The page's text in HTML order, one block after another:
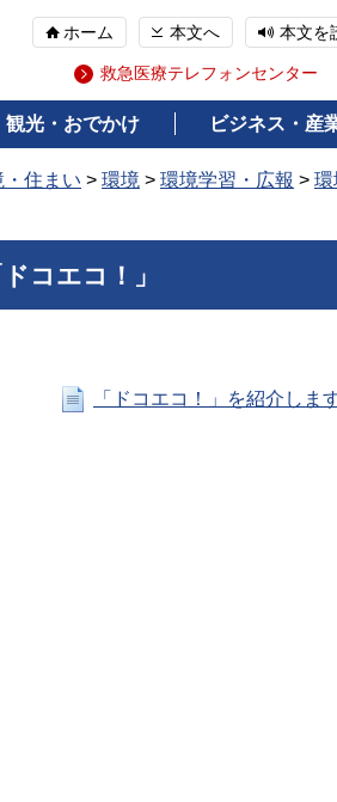
ホーム 本文へ 本文を
救急医療テレフォンセンター
観光・おでかけ ビジネス・産
・住まい > 環境 > 環境学習・広報 > 環
コエコ！」
「ドコエコ！」を紹介しま